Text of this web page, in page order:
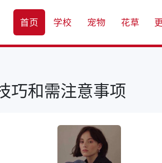
首页 学校 宠物 花草
巧和需注意事项